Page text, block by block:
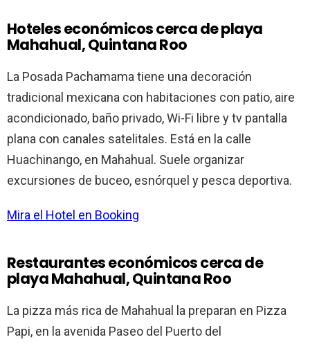
Hoteles económicos cerca de playa
Mahahual, Quintana Roo
La Posada Pachamama tiene una decoración
tradicional mexicana con habitaciones con patio, aire
acondicionado, baño privado, Wi-Fi libre y tv pantalla
plana con canales satelitales. Está en la calle
Huachinango, en Mahahual. Suele organizar
excursiones de buceo, esnórquel y pesca deportiva.
Mira el Hotel en Booking
Restaurantes económicos cerca de
playa Mahahual, Quintana Roo
La pizza más rica de Mahahual la preparan en Pizza
Papi, en la avenida Paseo del Puerto del